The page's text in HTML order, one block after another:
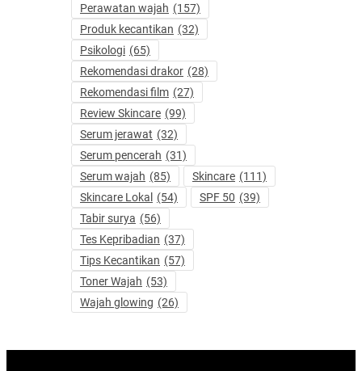
Perawatan wajah (157)
Produk kecantikan (32)
Psikologi (65)
Rekomendasi drakor (28)
Rekomendasi film (27)
Review Skincare (99)
Serum jerawat (32)
Serum pencerah (31)
Serum wajah (85) Skincare (111)
Skincare Lokal
(54) SPF 50 (39)
Tabir surya (56)
Tes Kepribadian (37)
Tips Kecantikan (57)
Toner Wajah (53)
Wajah glowing (26)